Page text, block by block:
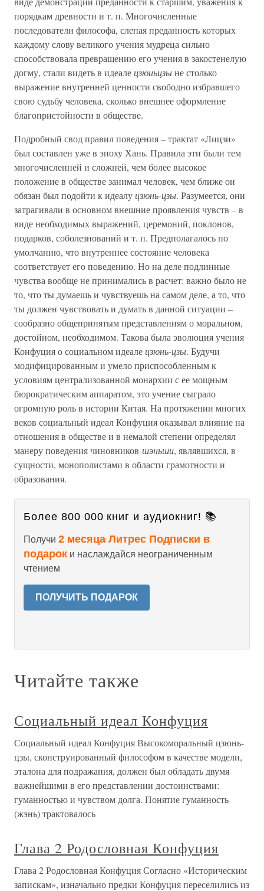
порядкам древности и т. п. Многочисленные
последователи философа, слепая преданность которых
каждому слову великого учения мудреца сильно
способствовала превращению его учения в закостенелую
догму, стали видеть в идеалецзюньцзыне столько
выражение внутренней ценности свободно избравшего
свою судьбу человека, сколько внешнее оформление
благопристойности в обществе.
Подробный свод правил поведения – трактат «Лицзи»
был составлен уже в эпоху Хань. Правила эти были тем
многочисленней и сложней, чем более высокое
положение в обществе занимал человек, чем ближе он
обязан был подойти к идеалуцзюнь-цзы. Разумеется, они
затрагивали в основном внешние проявления чувств – в
виде необходимых выражений, церемоний, поклонов,
подарков, соболезнований и т. п. Предполагалось по
умолчанию, что внутреннее состояние человека
соответствует его поведению. Но на деле подлинные
чувства вообще не принимались в расчет: важно было не
то, что ты думаешь и чувствуешь на самом деле, а то, что
ты должен чувствовать и думать в данной ситуации –
сообразно общепринятым представлениям о моральном,
достойном, необходимом. Такова была эволюция учения
Конфуция о социальном идеалецзюнь-цзы. Будучи
модифицированным и умело приспособленным к
условиям централизованной монархии с ее мощным
бюрократическим аппаратом, это учение сыграло
огромную роль в истории Китая. На протяжении многих
веков социальный идеал Конфуция оказывал влияние на
отношения в обществе и в немалой степени определял
манеру поведения чиновников-шэньши, являвшихся, в
сущности, монополистами в области грамотности и
образования.
Более 800 000 книг и аудиокниг! 📚
Получи 2 месяца Литрес Подписки в
подарок и наслаждайся неограниченным
чтением
ПОЛУЧИТЬ ПОДАРОК
Читайте также
Социальный идеал Конфуция
Социальный идеал Конфуция Высокоморальный цзюнь-
цзы, сконструированный философом в качестве модели,
эталона для подражания, должен был обладать двумя
важнейшими в его представлении достоинствами:
гуманностью и чувством долга. Понятие гуманность
(жэнь) трактовалось
Глава 2 Родословная Конфуция
Глава 2 Родословная Конфуция Согласно «Историческим
запискам», изначально предки Конфуция переселились из